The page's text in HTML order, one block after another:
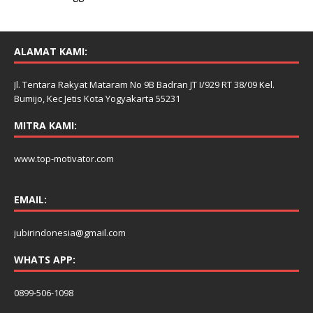
ALAMAT KAMI:
Jl. Tentara Rakyat Mataram No 9B Badran JT I/929 RT 38/09 Kel.
Bumijo, Kec Jetis Kota Yogyakarta 55231
MITRA KAMI:
www.top-motivator.com
EMAIL:
jubirindonesia@gmail.com
WHATS APP:
0899-506-1098